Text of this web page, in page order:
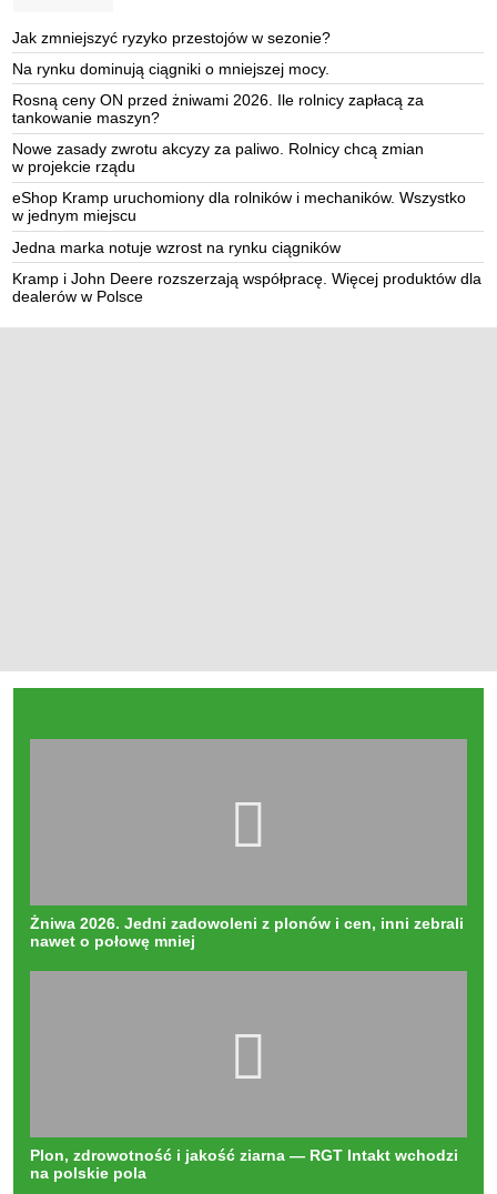
Jak zmniejszyć ryzyko przestojów w sezonie?
Na rynku dominują ciągniki o mniejszej mocy.
Rosną ceny ON przed żniwami 2026. Ile rolnicy zapłacą za
tankowanie maszyn?
Nowe zasady zwrotu akcyzy za paliwo. Rolnicy chcą zmian
w projekcie rządu
eShop Kramp uruchomiony dla rolników i mechaników. Wszystko
w jednym miejscu
Jedna marka notuje wzrost na rynku ciągników
Kramp i John Deere rozszerzają współpracę. Więcej produktów dla
dealerów w Polsce
Żniwa 2026. Jedni zadowoleni z plonów i cen, inni zebrali
nawet o połowę mniej
Plon, zdrowotność i jakość ziarna — RGT Intakt wchodzi
na polskie pola